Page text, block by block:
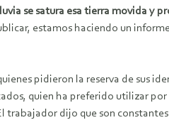
se satura esa tierra movida y
estamos haciendo un
pidieron la reserva de sus
quien ha preferido utilizar
dijo que son